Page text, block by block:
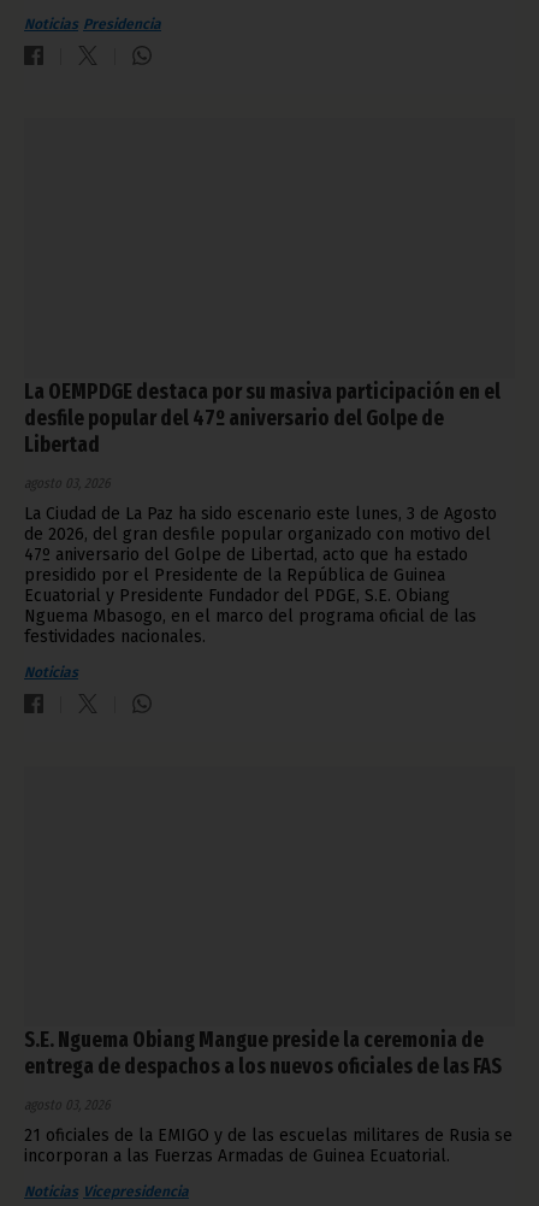
Noticias Presidencia
La OEMPDGE destaca por su masiva participación en el
desfile popular del 47º aniversario del Golpe de
Libertad
agosto 03, 2026
La Ciudad de La Paz ha sido escenario este lunes, 3 de Agosto
de 2026, del gran desfile popular organizado con motivo del
47º aniversario del Golpe de Libertad, acto que ha estado
presidido por el Presidente de la República de Guinea
Ecuatorial y Presidente Fundador del PDGE, S.E. Obiang
Nguema Mbasogo, en el marco del programa oficial de las
festividades nacionales.
Noticias
S.E. Nguema Obiang Mangue preside la ceremonia de
entrega de despachos a los nuevos oficiales de las FAS
agosto 03, 2026
21 oficiales de la EMIGO y de las escuelas militares de Rusia se
incorporan a las Fuerzas Armadas de Guinea Ecuatorial.
Noticias Vicepresidencia